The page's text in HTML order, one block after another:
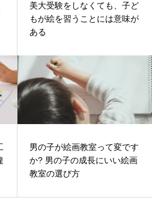
美大受験をしなくても、子ど
もが絵を習うことには意味が
ある
男の子が絵画教室って変です
か? 男の子の成長にいい絵画
教室の選び方